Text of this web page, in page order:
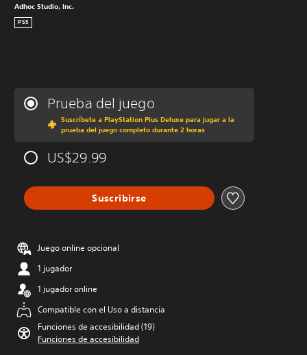
Adhoc Studio, Inc.
PS5
Prueba del juego
Suscríbete a PlayStation Plus Deluxe para jugar a la
prueba del juego completo durante 2 horas
US$29.99
Suscribirse
Juego online opcional
1 jugador
1 jugador online
Compatible con el Uso a distancia
Funciones de accesibilidad (19)
Funciones de accesibilidad